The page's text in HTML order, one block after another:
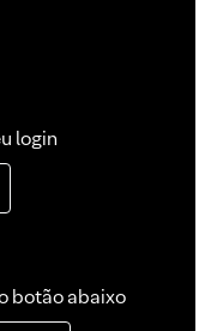
login
botão abaixo